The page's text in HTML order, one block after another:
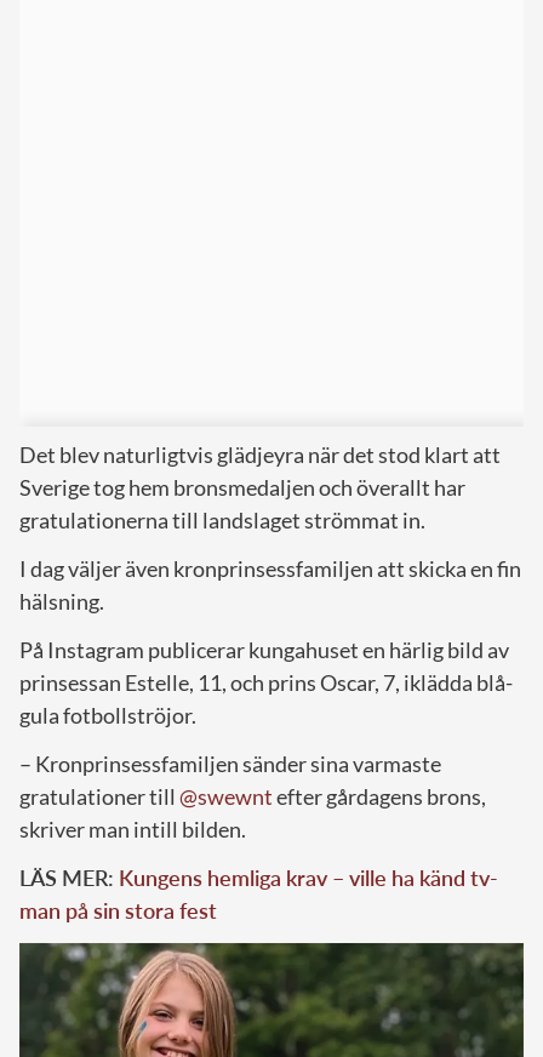
Det blev naturligtvis glädjeyra när det stod klart att
Sverige tog hem bronsmedaljen och överallt har
gratulationerna till landslaget strömmat in.
I dag väljer även kronprinsessfamiljen att skicka en fin
hälsning.
På Instagram publicerar kungahuset en härlig bild av
prinsessan Estelle, 11, och prins Oscar, 7, iklädda blå-
gula fotbollströjor.
– Kronprinsessfamiljen sänder sina varmaste
gratulationer till @swewntefter gårdagens brons,
skriver man intill bilden.
LÄS MER: Kungens hemliga krav – ville ha känd tv-
man på sin stora fest